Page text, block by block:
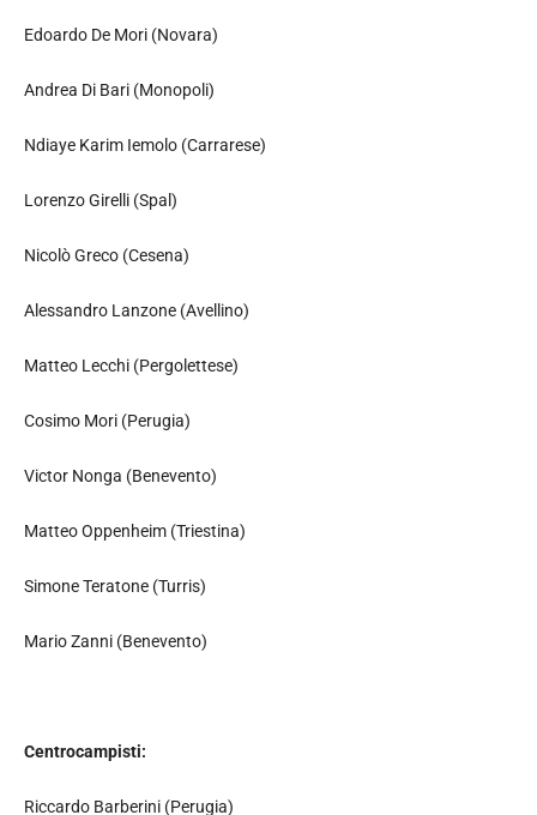
Edoardo De Mori (Novara)
Andrea Di Bari (Monopoli)
Ndiaye Karim Iemolo (Carrarese)
Lorenzo Girelli (Spal)
Nicolò Greco (Cesena)
Alessandro Lanzone (Avellino)
Matteo Lecchi (Pergolettese)
Cosimo Mori (Perugia)
Victor Nonga (Benevento)
Matteo Oppenheim (Triestina)
Simone Teratone (Turris)
Mario Zanni (Benevento)
Centrocampisti:
Riccardo Barberini (Perugia)